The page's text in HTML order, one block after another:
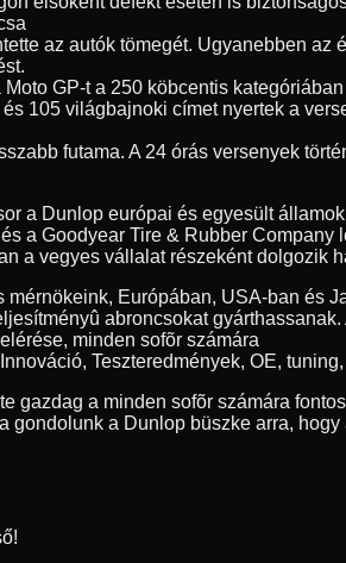
az autók tömegét. Ugyanebben
GP-t a 250 köbcentis kategóriában
105 világbajnoki címet nyertek a
futama. A 24 órás versenyek
a Dunlop európai és egyesült
a Goodyear Tire & Rubber
a vegyes vállalat részeként dolgozik
mérnökeink, Európában, USA-ban és
abroncsokat
minden sofõr számára
Teszteredmények, OE,
gazdag a minden sofõr számára
gondolunk a Dunlop büszke arra,